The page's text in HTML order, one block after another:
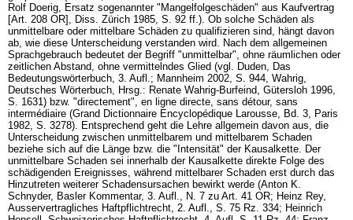
Rolf Doerig, Ersatz sogenannter "Mangelfolgeschäden" aus Kaufvertrag
[Art. 208 OR], Diss. Zürich 1985, S. 92 ff.). Ob solche Schäden als
unmittelbare oder mittelbare Schäden zu qualifizieren sind, hängt davon
ab, wie diese Unterscheidung verstanden wird. Nach dem allgemeinen
Sprachgebrauch bedeutet der Begriff "unmittelbar", ohne räumlichen oder
zeitlichen Abstand, ohne vermittelndes Glied (vgl. Duden, Das
Bedeutungswörterbuch, 3. Aufl.; Mannheim 2002, S. 944, Wahrig,
Deutsches Wörterbuch, Hrsg.: Renate Wahrig-Burfeind, Gütersloh 1996,
S. 1631) bzw. "directement", en ligne directe, sans détour, sans
intermédiaire (Grand Dictionnaire Encyclopédique Larousse, Bd. 3, Paris
1982, S. 3278). Entsprechend geht die Lehre allgemein davon aus, die
Unterscheidung zwischen unmittelbarem und mittelbarem Schaden
beziehe sich auf die Länge bzw. die "Intensität" der Kausalkette. Der
unmittelbare Schaden sei innerhalb der Kausalkette direkte Folge des
schädigenden Ereignisses, während mittelbarer Schaden erst durch das
Hinzutreten weiterer Schadensursachen bewirkt werde (Anton K.
Schnyder, Basler Kommentar, 3. Aufl., N. 7 zu Art. 41 OR; Heinz Rey,
Ausservertragliches Haftpflichtrecht, 2. Aufl., S. 75 Rz. 334; Heinrich